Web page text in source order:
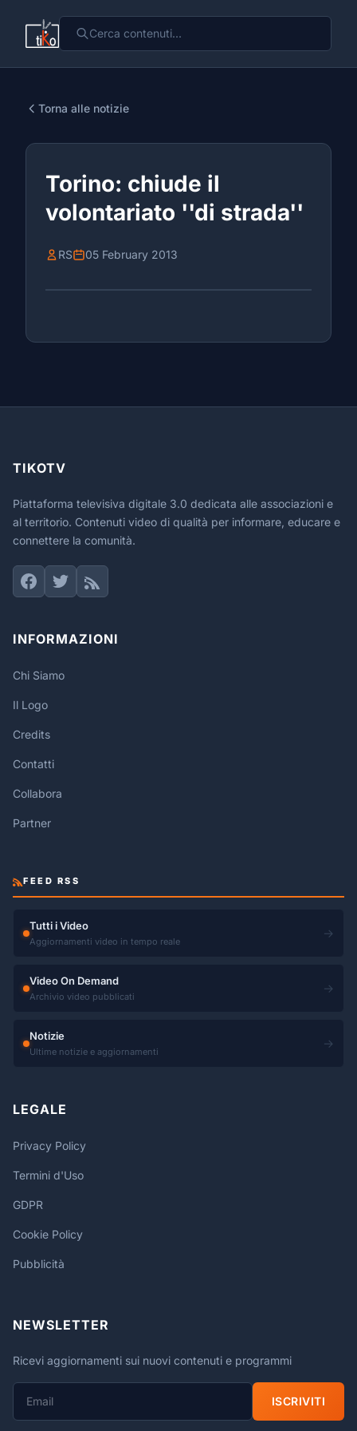
Torna alle notizie
Torino: chiude il
volontariato ''di strada''
RS 05 February 2013
TIKOTV
Piattaforma televisiva digitale 3.0 dedicata alle associazioni e
al territorio. Contenuti video di qualità per informare, educare e
connettere la comunità.
INFORMAZIONI
Chi Siamo
Il Logo
Credits
Contatti
Collabora
Partner
FEED RSS
Tutti i Video
Aggiornamenti video in tempo reale
→
Video On Demand
Archivio video pubblicati
→
Notizie
Ultime notizie e aggiornamenti
→
LEGALE
Privacy Policy
Termini d'Uso
GDPR
Cookie Policy
Pubblicità
NEWSLETTER
Ricevi aggiornamenti sui nuovi contenuti e programmi
ISCRIVITI